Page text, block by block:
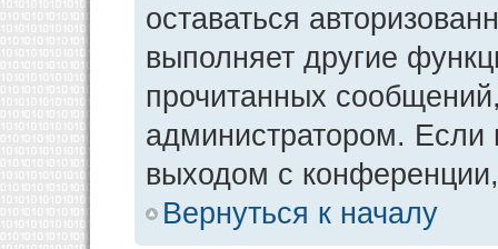
оставаться
выполняет другие
прочитанных
администратором. Если
выходом с
Вернуться к началу